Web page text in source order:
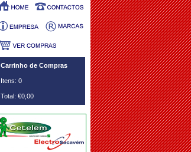
Carrinho de Compras
Itens: 0
Total: €0,00